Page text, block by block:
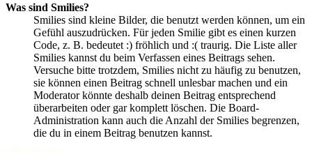
Was sind Smilies?
Smilies sind kleine Bilder, die benutzt werden können, um ein
Gefühl auszudrücken. Für jeden Smilie gibt es einen kurzen
Code, z. B. bedeutet :) fröhlich und :( traurig. Die Liste aller
Smilies kannst du beim Verfassen eines Beitrags sehen.
Versuche bitte trotzdem, Smilies nicht zu häufig zu benutzen,
sie können einen Beitrag schnell unlesbar machen und ein
Moderator könnte deshalb deinen Beitrag entsprechend
überarbeiten oder gar komplett löschen. Die Board-
Administration kann auch die Anzahl der Smilies begrenzen,
die du in einem Beitrag benutzen kannst.